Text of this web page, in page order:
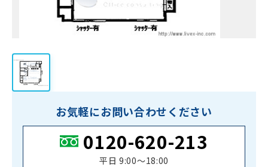
お気軽にお問い合わせください
0120-620-213
平日 9:00〜18:00